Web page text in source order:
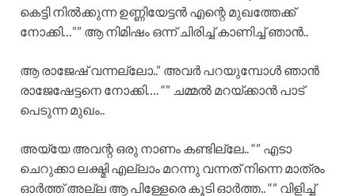
കെട്ടി നിൽക്കുന്ന ഉണ്ണിയേട്ടൻ എന്റെ മുഖത്തേക്ക്
നോക്കി…”” ആ നിമിഷം ഒന്ന് ചിരിച്ച് കാണിച്ച് ഞാൻ..
ആ രാജേഷ് വന്നല്ലോ..” അവർ പറയുമ്പോൾ ഞാൻ
രാജേഷേട്ടനെ നോക്കി…. “” ചമ്മൽ മറയ്ക്കാൻ പാട്
പെടുന്ന മുഖം..
അയ്യേ അവന്റ ഒരു നാണം കണ്ടില്ലേ.. “” എടാ
ചെറുക്കാ ലക്ഷ്മി എല്ലാം മറന്നു വന്നത് നിന്നെ മാത്രം
ഓർത്ത് അല്ല ആ പിള്ളേരെ കൂടി ഓർത്ത.. “” വിളിച്ച്